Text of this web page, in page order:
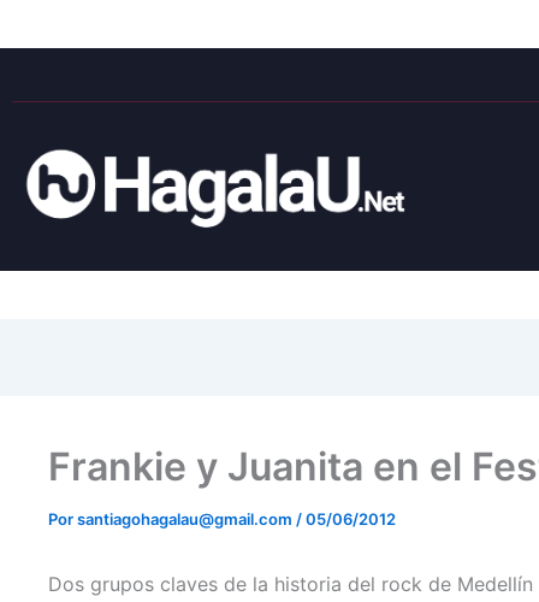
Frankie y Juanita en el
Porsantiagohagalau@gmail.com /05/06/2012
Dos grupos claves de la historia del rock de